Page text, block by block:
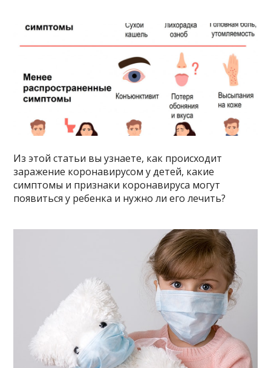
Из этой статьи вы узнаете, как происходит
заражение коронавирусом у детей, какие
симптомы и признаки коронавируса могут
появиться у ребенка и нужно ли его лечить?